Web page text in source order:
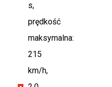
s,
prędkość
maksymalna:
215
km/h,